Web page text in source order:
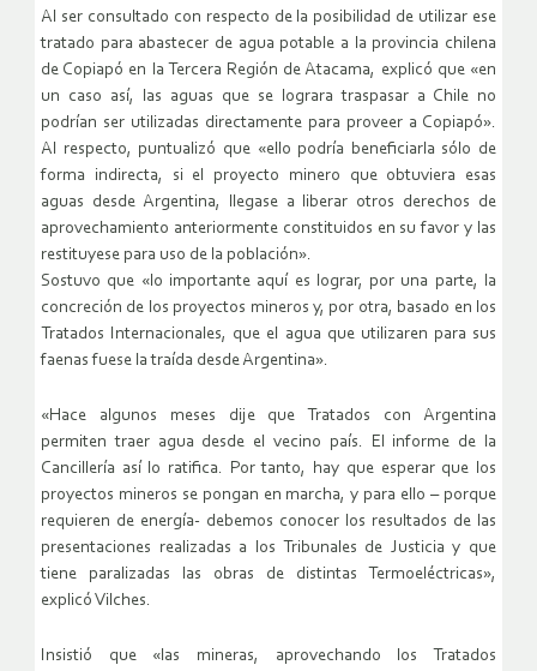
Al ser consultado con respecto de la posibilidad de utilizar ese
tratado para abastecer de agua potable a la provincia chilena
de Copiapó en la Tercera Región de Atacama, explicó que «en
un caso así, las aguas que se lograra traspasar a Chile no
podrían ser utilizadas directamente para proveer a Copiapó».
Al respecto, puntualizó que «ello podría beneficiarla sólo de
forma indirecta, si el proyecto minero que obtuviera esas
aguas desde Argentina, llegase a liberar otros derechos de
aprovechamiento anteriormente constituidos en su favor y las
restituyese para uso de la población».
Sostuvo que «lo importante aquí es lograr, por una parte, la
concreción de los proyectos mineros y, por otra, basado en los
Tratados Internacionales, que el agua que utilizaren para sus
faenas fuese la traída desde Argentina».
«Hace algunos meses dije que Tratados con Argentina
permiten traer agua desde el vecino país. El informe de la
Cancillería así lo ratifica. Por tanto, hay que esperar que los
proyectos mineros se pongan en marcha, y para ello – porque
requieren de energía- debemos conocer los resultados de las
presentaciones realizadas a los Tribunales de Justicia y que
tiene paralizadas las obras de distintas Termoeléctricas»,
explicó Vilches.
Insistió que «las mineras, aprovechando los Tratados